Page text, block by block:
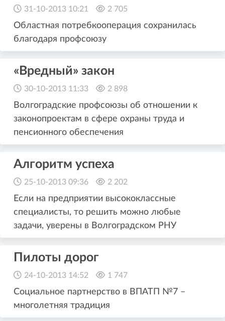
31-10-2013 10:21 2 705
Областная потребкооперация сохранилась
благодаря профсоюзу
«Вредный» закон
30-10-2013 11:33 2 898
Волгоградские профсоюзы об отношении к
законопроектам в сфере охраны труда и
пенсионного обеспечения
Алгоритм успеха
25-10-2013 09:36 2 202
Если на предприятии высококлассные
специалисты, то решить можно любые
задачи, уверены в Волгоградском РНУ
Пилоты дорог
24-10-2013 14:52 1 747
Социальное партнерство в ВПАТП №7 –
многолетняя традиция